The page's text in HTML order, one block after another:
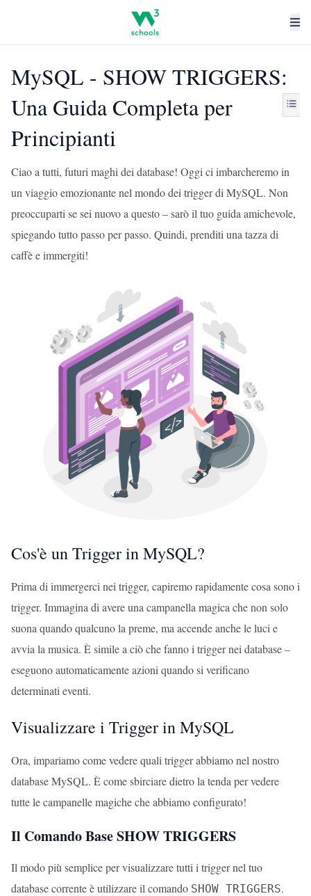
MySQL - SHOW TRIGGERS:
Una Guida Completa per
Principianti
Ciao a tutti, futuri maghi dei database! Oggi ci imbarcheremo in
un viaggio emozionante nel mondo dei trigger di MySQL. Non
preoccuparti se sei nuovo a questo – sarò il tuo guida amichevole,
spiegando tutto passo per passo. Quindi, prenditi una tazza di
caffè e immergiti!
Cos'è un Trigger in MySQL?
Prima di immergerci nei trigger, capiremo rapidamente cosa sono i
trigger. Immagina di avere una campanella magica che non solo
suona quando qualcuno la preme, ma accende anche le luci e
avvia la musica. È simile a ciò che fanno i trigger nei database –
eseguono automaticamente azioni quando si verificano
determinati eventi.
Visualizzare i Trigger in MySQL
Ora, impariamo come vedere quali trigger abbiamo nel nostro
database MySQL. È come sbirciare dietro la tenda per vedere
tutte le campanelle magiche che abbiamo configurato!
Il Comando Base SHOW TRIGGERS
Il modo più semplice per visualizzare tutti i trigger nel tuo
database corrente è utilizzare il comando SHOW TRIGGERS.